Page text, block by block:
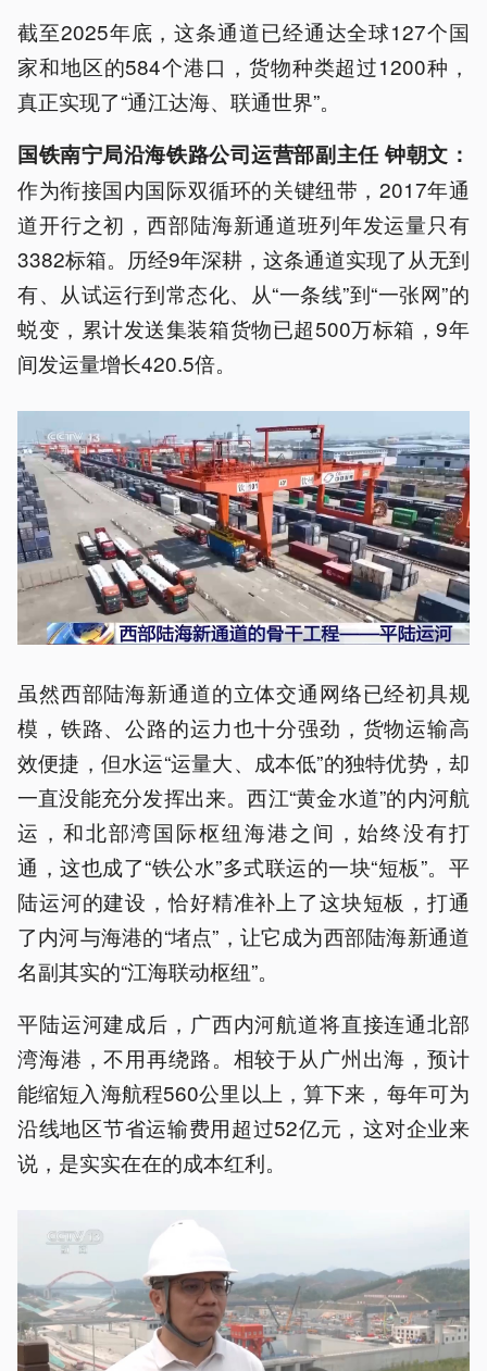
截至2025年底，这条通道已经通达全球127个国
家和地区的584个港口，货物种类超过1200种，
真正实现了“通江达海、联通世界”。
国铁南宁局沿海铁路公司运营部副主任 钟朝文：
作为衔接国内国际双循环的关键纽带，2017年通
道开行之初，西部陆海新通道班列年发运量只有
3382标箱。历经9年深耕，这条通道实现了从无到
有、从试运行到常态化、从“一条线”到“一张网”的
蜕变，累计发送集装箱货物已超500万标箱，9年
间发运量增长420.5倍。
虽然西部陆海新通道的立体交通网络已经初具规
模，铁路、公路的运力也十分强劲，货物运输高
效便捷，但水运“运量大、成本低”的独特优势，却
一直没能充分发挥出来。西江“黄金水道”的内河航
运，和北部湾国际枢纽海港之间，始终没有打
通，这也成了“铁公水”多式联运的一块“短板”。平
陆运河的建设，恰好精准补上了这块短板，打通
了内河与海港的“堵点”，让它成为西部陆海新通道
名副其实的“江海联动枢纽”。
平陆运河建成后，广西内河航道将直接连通北部
湾海港，不用再绕路。相较于从广州出海，预计
能缩短入海航程560公里以上，算下来，每年可为
沿线地区节省运输费用超过52亿元，这对企业来
说，是实实在在的成本红利。